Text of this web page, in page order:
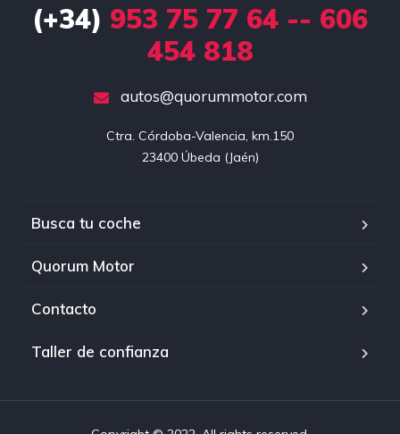
(+34) 953 75 77 64 -- 606
454 818
autos@quorummotor.com
Ctra. Córdoba-Valencia, km.150
23400 Úbeda (Jaén)
Busca tu coche
Quorum Motor
Contacto
Taller de confianza